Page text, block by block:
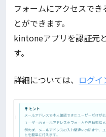
フォームにアクセスで
とができます。
kintoneアプリを認証元
す。
詳細については、 ログイ